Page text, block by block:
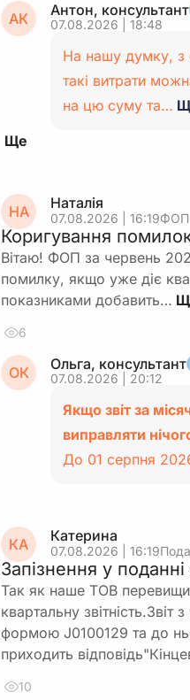
АК Антон, консультант
07.08.2026 | 18:48
На нашу думку, з
такі витрати
на цю суму та…
НА Наталія
07.08.2026 | 16:19ФОП
Коригування
Вітаю! ФОП за червень
помилку, якщо уже діє
показниками добавить…
6
ОК Ольга, консультант
07.08.2026 | 20:12
Якщо звіт за
виправляти
До 01 серпня
КА Катерина
07.08.2026 | 16:19
Запізнення у
Так як наше ТОВ
квартальну
формою J0100129 та до
приходить
10